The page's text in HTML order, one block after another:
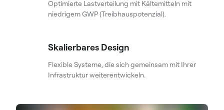
Optimierte Lastverteilung mit Kältemitteln mit
niedrigem GWP (Treibhauspotenzial).
Skalierbares Design
Flexible Systeme, die sich gemeinsam mit Ihrer
Infrastruktur weiterentwickeln.